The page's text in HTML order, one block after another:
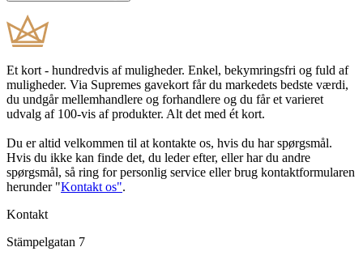
Et kort - hundredvis af muligheder. Enkel, bekymringsfri og fuld af
muligheder. Via Supremes gavekort får du markedets bedste værdi,
du undgår mellemhandlere og forhandlere og du får et varieret
udvalg af 100-vis af produkter. Alt det med ét kort.
Du er altid velkommen til at kontakte os, hvis du har spørgsmål.
Hvis du ikke kan finde det, du leder efter, eller har du andre
spørgsmål, så ring for personlig service eller brug kontaktformularen
herunder "Kontakt os".
Kontakt
Stämpelgatan 7